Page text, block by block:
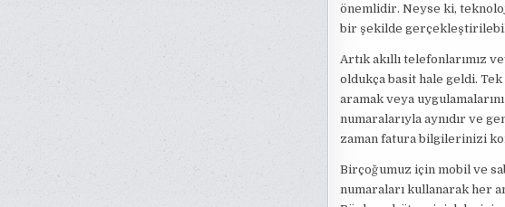
önemlidir. Neyse ki,
bir şekilde
Artık akıllı telefonlarımız
oldukça basit hale geldi.
aramak veya
numaralarıyla aynıdır ve
zaman fatura bilgilerinizi
Birçoğumuz için mobil ve
numaraları kullanarak her